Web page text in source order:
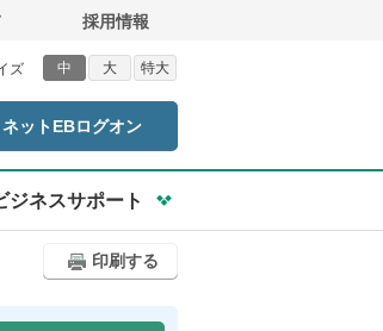
採用情報
ズ 中 大 特大
ネットEBログオン
ジネスサポート
印刷する